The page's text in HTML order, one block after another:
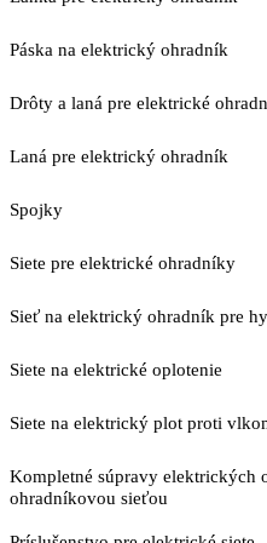
Páska na elektrický ohradník
Drôty a laná pre elektrické
Laná pre elektrický ohradník
Spojky
Siete pre elektrické ohradníky
Sieť na elektrický ohradník pre
Siete na elektrické oplotenie
Siete na elektrický plot proti
Kompletné súpravy elektrických
ohradníkovou sieťou